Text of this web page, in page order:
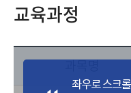
교육과정
과목명